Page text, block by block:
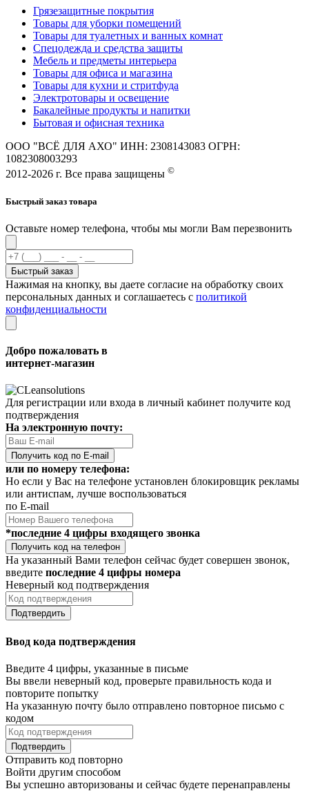
Грязезащитные покрытия
Товары для уборки помещений
Товары для туалетных и ванных комнат
Спецодежда и средства защиты
Мебель и предметы интерьера
Товары для офиса и магазина
Товары для кухни и стритфуда
Электротовары и освещение
Бакалейные продукты и напитки
Бытовая и офисная техника
ООО "ВСЁ ДЛЯ АХО" ИНН: 2308143083 ОГРН:
1082308003293
2012-2026 г. Все права защищены ©
Быстрый заказ товара
Оставьте номер телефона, чтобы мы могли Вам перезвонить
Быстрый заказ
Нажимая на кнопку, вы даете согласие на обработку своих
персональных данных и соглашаетесь с политикой
конфиденциальности
Добро пожаловать в
интернет-магазин
Для регистрации или входа в личный кабинет получите код
подтверждения
На электронную почту:
Получить код по E-mail
или по номеру телефона:
Но если у Вас на телефоне установлен блокировщик рекламы
или антиспам, лучше воспользоваться
по E-mail
*последние 4 цифры входящего звонка
Получить код на телефон
На указанный Вами телефон сейчас будет совершен звонок,
введите последние 4 цифры номера
Неверный код подтверждения
Подтвердить
Ввод кода подтверждения
Введите 4 цифры, указанные в письме
Вы ввели неверный код, проверьте правильность кода и
повторите попытку
На указанную почту было отправлено повторное письмо с
кодом
Подтвердить
Отправить код повторно
Войти другим способом
Вы успешно авторизованы и сейчас будете перенаправлены